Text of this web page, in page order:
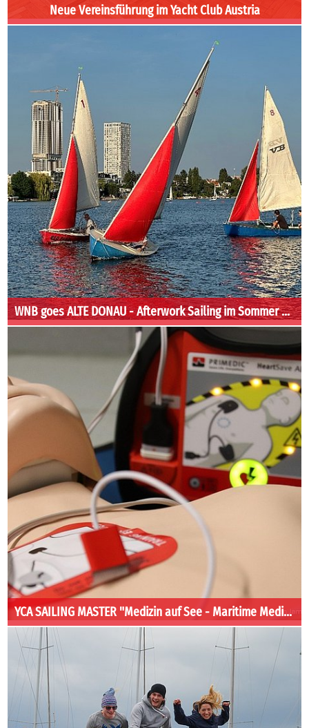
Neue Vereinsführung im Yacht Club Austria
WNB goes ALTE DONAU - Afterwork Sailing im Sommer 2026
YCA SAI­LING MAS­TER "Me­di­zin auf See - Ma­ri­ti­me Me­di­zin"